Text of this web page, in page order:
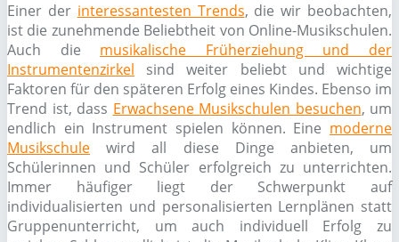
Einer der interessantesten Trends, die wir beobachten,
ist die zunehmende Beliebtheit von Online-Musikschulen.
Auch die musikalische Früherziehung und der
Instrumentenzirkel sind weiter beliebt und wichtige
Faktoren für den späteren Erfolg eines Kindes. Ebenso im
Trend ist, dass Erwachsene Musikschulen besuchen, um
endlich ein Instrument spielen können. Eine moderne
Musikschule wird all diese Dinge anbieten, um
Schülerinnen und Schüler erfolgreich zu unterrichten.
Immer häufiger liegt der Schwerpunkt auf
individualisierten und personalisierten Lernplänen statt
Gruppenunterricht, um auch individuell Erfolg zu